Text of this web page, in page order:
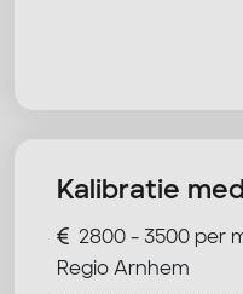
Kalibratie
2800 - 3500 per
Regio Arnhem